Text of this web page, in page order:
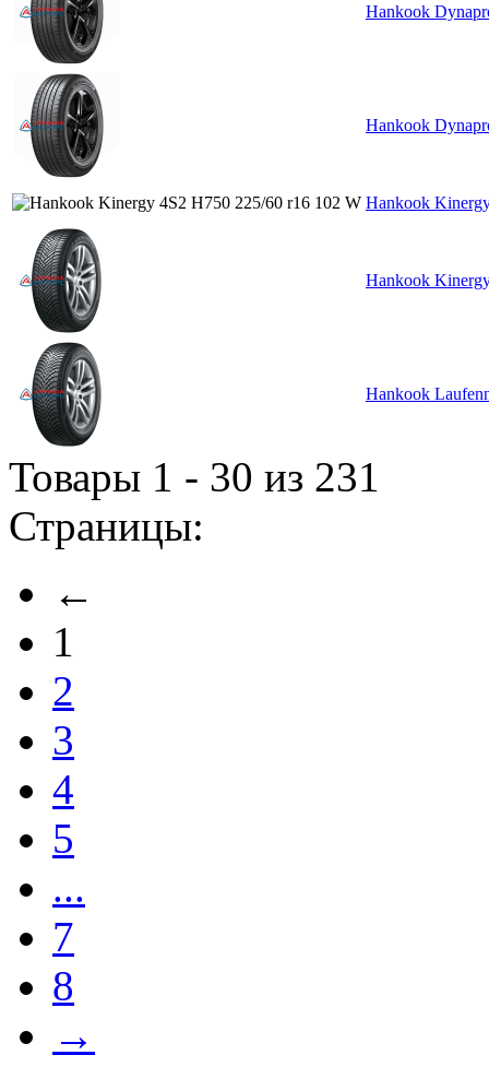
Hankook
Hankook
Hankook
Hankook
Hankook
Товары 1 - 30 из 231
Страницы:
←
1
2
3
4
5
...
7
8
→